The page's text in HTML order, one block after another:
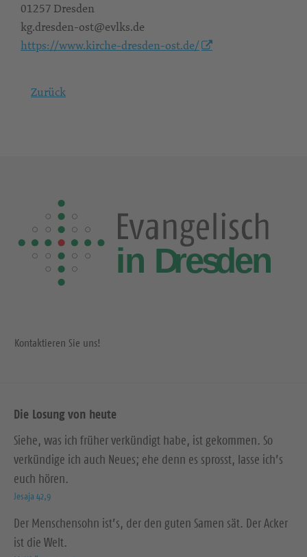
01257 Dresden
kg.dresden-ost@evlks.de
https://www.kirche-dresden-ost.de/
Zurück
Kontaktieren Sie uns!
Die Losung von heute
Siehe, was ich früher verkündigt habe, ist gekommen. So
verkündige ich auch Neues; ehe denn es sprosst, lasse ich’s
euch hören.
Jesaja 42,9
Der Menschensohn ist’s, der den guten Samen sät. Der Acker
ist die Welt.